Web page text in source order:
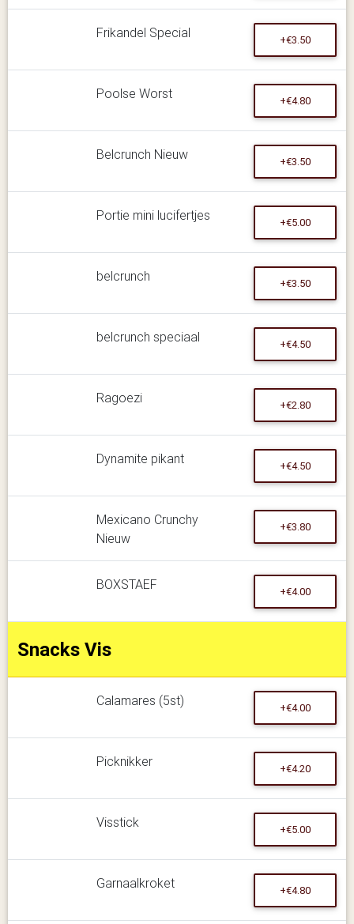
Frikandel Special +€3.50
Poolse Worst +€4.80
Belcrunch Nieuw +€3.50
Portie mini lucifertjes +€5.00
belcrunch +€3.50
belcrunch speciaal +€4.50
Ragoezi +€2.80
Dynamite pikant +€4.50
Mexicano Crunchy
Nieuw
+€3.80
BOXSTAEF +€4.00
Snacks Vis
Calamares (5st) +€4.00
Picknikker +€4.20
Visstick +€5.00
Garnaalkroket +€4.80